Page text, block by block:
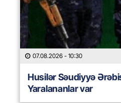
07.08.2026 - 10:30
Husilər Səudiyyə
Yaralananlar var